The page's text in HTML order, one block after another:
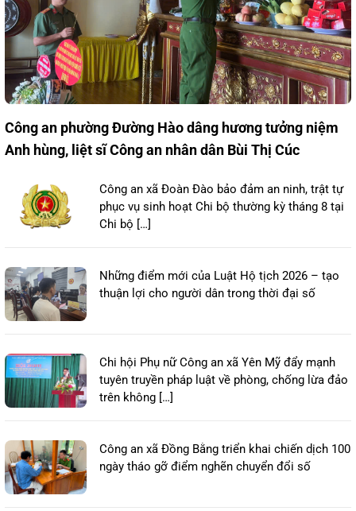
Công an phường Đường Hào dâng hương tưởng niệm
Anh hùng, liệt sĩ Công an nhân dân Bùi Thị Cúc
Công an xã Đoàn Đào bảo đảm an ninh, trật tự
phục vụ sinh hoạt Chi bộ thường kỳ tháng 8 tại
Chi bộ […]
Những điểm mới của Luật Hộ tịch 2026 – tạo
thuận lợi cho người dân trong thời đại số
Chi hội Phụ nữ Công an xã Yên Mỹ đẩy mạnh
tuyên truyền pháp luật về phòng, chống lừa đảo
trên không […]
Công an xã Đồng Bằng triển khai chiến dịch 100
ngày tháo gỡ điểm nghẽn chuyển đổi số